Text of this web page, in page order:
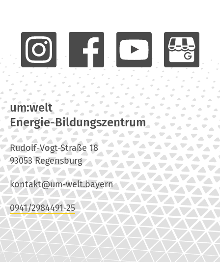
um:welt
Energie-Bildungszentrum
Rudolf-Vogt-Straße 18
93053 Regensburg
kontakt@um-welt.bayern
0941/2984491-25